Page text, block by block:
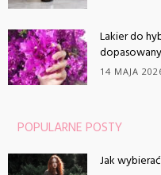
Lakier do
14 MAJA
POPULARNE POSTY
Jak